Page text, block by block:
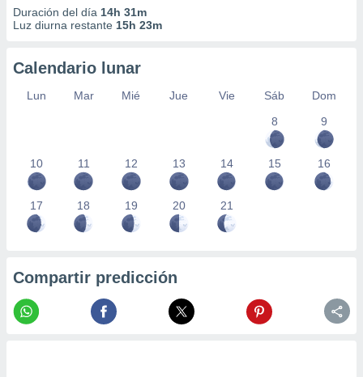
Duración del día 14h 31m
Luz diurna restante 15h 23m
Calendario lunar
Lun Mar Mié Jue Vie Sáb
Dom
8
9
10 11 12 13 14 15 16
17 18 19 20 21
Compartir predicción